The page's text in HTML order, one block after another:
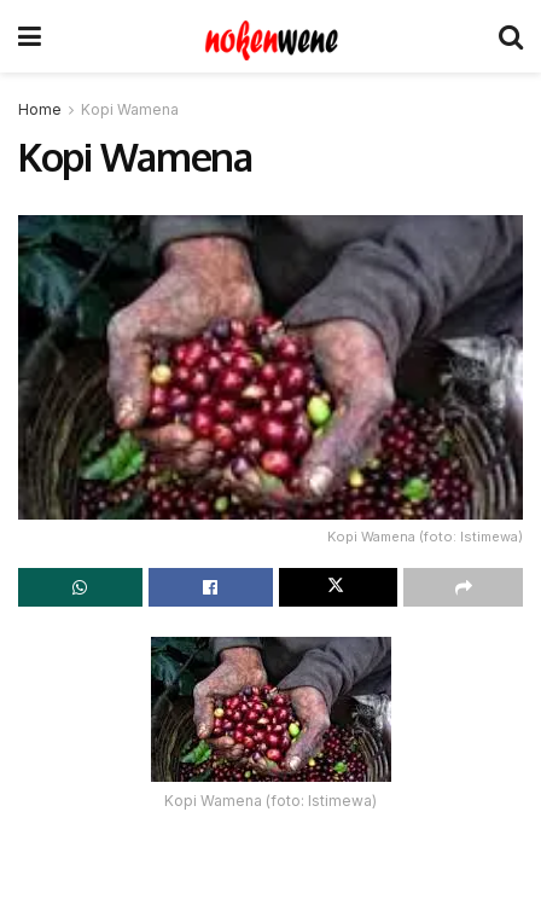
Home Kopi Wamena
Kopi Wamena
Kopi Wamena (foto: Istimewa)
Kopi Wamena (foto: Istimewa)